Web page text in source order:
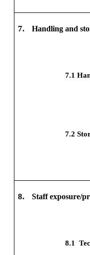
7. Handling and
7.1
7.2
8. Staff exposure/
8.1